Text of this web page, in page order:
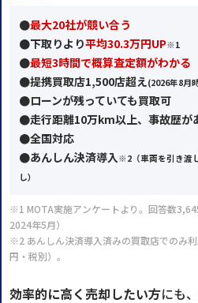
●最大20社が競い合う
●下取りより平均30.3万円UP※1
●最短3時間で概算査定額がわかる
●提携買取店1,500店超え(2026年8月
●ローンが残っていても買取可
●走行距離10万km以上、事故歴が
●全国対応
●あんしん決済導入※2 （車両を引き
し）
※1 MOTA実施アンケートより。回答数
2024年5月）
※2 あんしん決済導入済みの買取店でのみ
円・税別）。
効率的に高く売却したい方にも